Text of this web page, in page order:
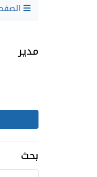
مدير
بحث